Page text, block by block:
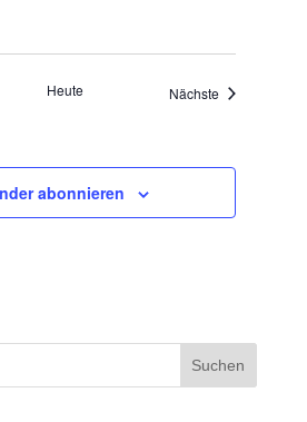
Heute Nächste
abonnieren